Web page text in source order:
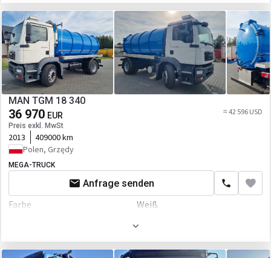
Motor/Antrieb
Schadstoffklasse
Euro 4
Kraftstoffart
Diesel
Hubraum
6871 ccm
Getriebe
Schaltgetriebe
Transmission
Fahrgestell/Federung
Radformel
Achsanzahl
2-Achse
MAN TGM 18 340
36 970 EUR
Preis exkl. MwSt
≈ 42 596 USD
2013
409000 km
Polen, Grzędy
MEGA-TRUCK
Anfrage senden
Farbe Weiß
Kraftstoffart
Diesel